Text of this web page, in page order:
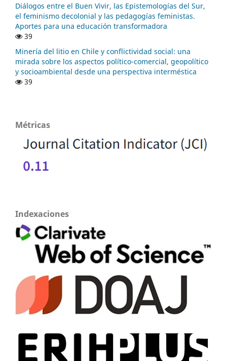
Diálogos entre el Buen Vivir, las Epistemologías del Sur,
el feminismo decolonial y las pedagogías feministas.
Aportes para una educación transformadora
39
Minería del litio en Chile y conflictividad social: una
mirada sobre los aspectos político-comercial, geopolítico
y socioambiental desde una perspectiva interméstica
39
Métricas
Indexaciones